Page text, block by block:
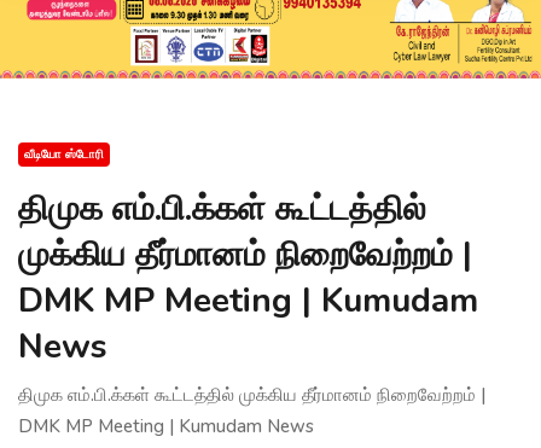
வீடியோ ஸ்டோரி
திமுக எம்.பி.க்கள் கூட்டத்தில்
முக்கிய தீர்மானம் நிறைவேற்றம் |
DMK MP Meeting | Kumudam
News
திமுக எம்.பி.க்கள் கூட்டத்தில் முக்கிய தீர்மானம் நிறைவேற்றம் |
DMK MP Meeting | Kumudam News